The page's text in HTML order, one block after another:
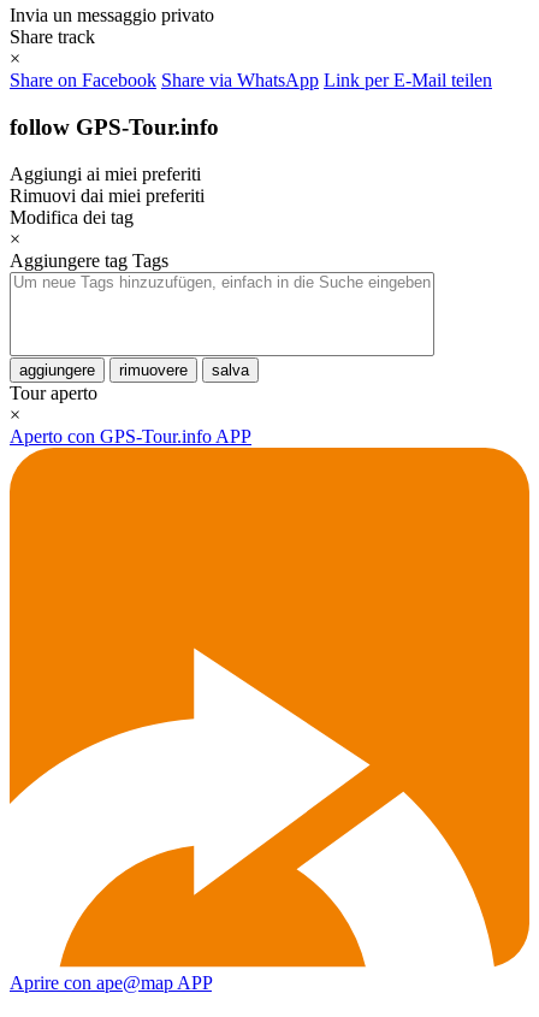
Invia un messaggio privato
Share track
×
Share on Facebook Share via WhatsApp Link per E-Mail teilen
follow GPS-Tour.info
Aggiungi ai miei preferiti
Rimuovi dai miei preferiti
Modifica dei tag
×
Aggiungere tag Tags
aggiungere rimuovere salva
Tour aperto
×
Aperto con GPS-Tour.info APP
Aprire con ape@map APP